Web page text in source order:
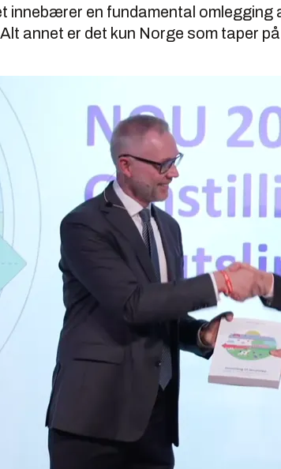
innebærer en fundamental omlegging
annet er det kun Norge som taper